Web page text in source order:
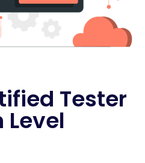
Tester
Level